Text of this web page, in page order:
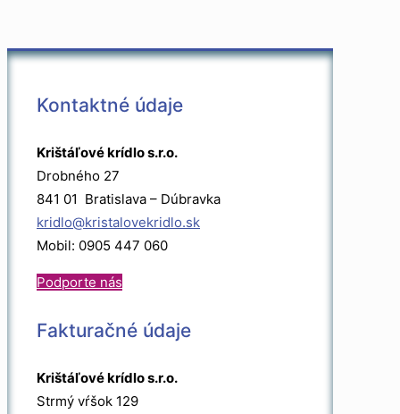
Kontaktné údaje
Krištáľové krídlo s.r.o.
Drobného 27
841 01 Bratislava – Dúbravka
kridlo@kristalovekridlo.sk
Mobil: 0905 447 060
Podporte nás
Fakturačné údaje
Krištáľové krídlo s.r.o.
Strmý vŕšok 129